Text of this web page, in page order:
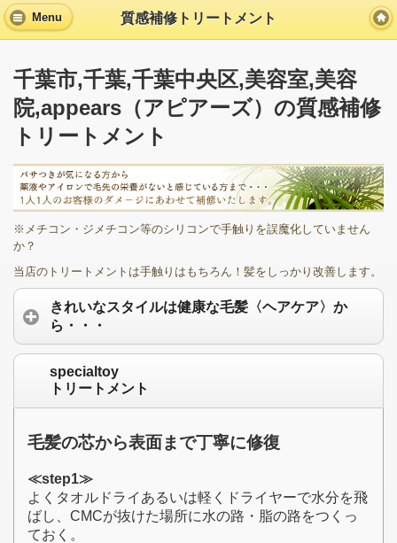
Menu 質感補修トリートメント
千葉市,千葉,千葉中央区,美容室,美容
院,appears（アピアーズ）の質感補修
トリートメント
※メチコン・ジメチコン等のシリコンで手触りを誤魔化していません
か？
当店のトリートメントは手触りはもちろん！髪をしっかり改善します。
きれいなスタイルは健康な毛髪〈ヘアケア〉か
ら・・・
specialtoy
トリートメント
毛髪の芯から表面まで丁寧に修復
≪step1≫
よくタオルドライあるいは軽くドライヤーで水分を飛
ばし、CMCが抜けた場所に水の路・脂の路をつくっ
ておく。